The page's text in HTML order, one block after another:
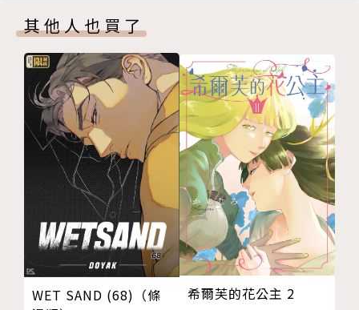
其他人也買了
WET SAND (68)（條
希爾芙的花公主 2